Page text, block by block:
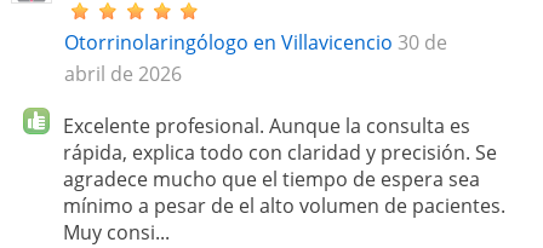
Otorrinolaringólogo en Villavicencio 30 de
abril de 2026
Excelente profesional. Aunque la consulta es
rápida, explica todo con claridad y precisión. Se
agradece mucho que el tiempo de espera sea
mínimo a pesar de el alto volumen de pacientes.
Muy consi...